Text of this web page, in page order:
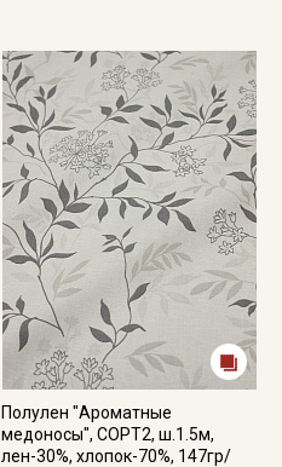
Полулен "Ароматные
медоносы", СОРТ2, ш.1.5м,
лен-30%, хлопок-70%, 147гр/